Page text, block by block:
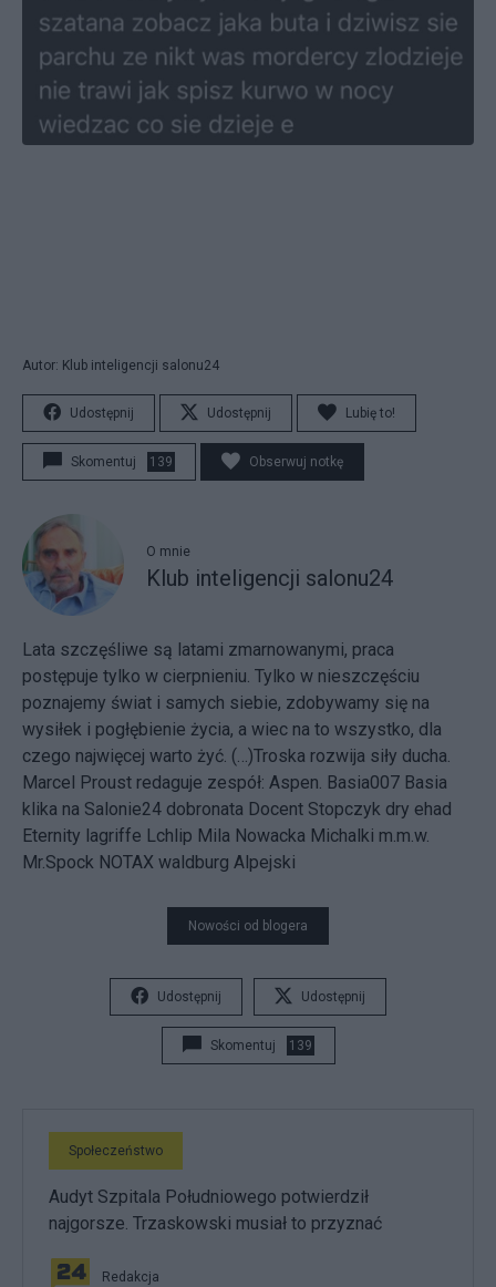
Autor: Klub inteligencji salonu24
Udostępnij Udostępnij Lubię to!
Skomentuj 139 Obserwuj notkę
O mnie
Klub inteligencji salonu24
Lata szczęśliwe są latami zmarnowanymi, praca
postępuje tylko w cierpnieniu. Tylko w nieszczęściu
poznajemy świat i samych siebie, zdobywamy się na
wysiłek i pogłębienie życia, a wiec na to wszystko, dla
czego najwięcej warto żyć. (…)Troska rozwija siły ducha.
Marcel Proust redaguje zespół: Aspen. Basia007 Basia
klika na Salonie24 dobronata Docent Stopczyk dry ehad
Eternity lagriffe Lchlip Mila Nowacka Michalki m.m.w.
Mr.Spock NOTAX waldburg Alpejski
Nowości od blogera
Udostępnij Udostępnij
Skomentuj 139
Społeczeństwo
Audyt Szpitala Południowego potwierdził
najgorsze. Trzaskowski musiał to przyznać
Redakcja